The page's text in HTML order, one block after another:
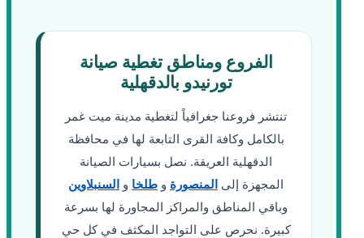
الفروع ومناطق تغطية صيانة
تورنيدو بالدقهلية
تنتشر فروعنا جغرافياً لتغطية مدينة ميت غمر
بالكامل وكافة القرى التابعة لها في محافظة
الدقهلية العريقة. نصل بسيارات الصيانة
المجهزة إلى المنصورة و طلخا و السنبلاوين
وباقي المناطق والمراكز المجاورة لها بسرعة
كبيرة. نحرص على التواجد المكثف في كل حي